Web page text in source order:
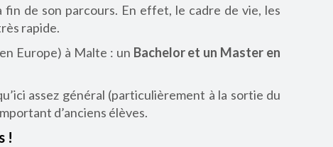
fin de son parcours. En effet, le cadre de vie, les
rapide.
Europe) à Malte : un Bachelor et un Master en
assez général (particulièrement à la sortie du
d’anciens élèves.
!